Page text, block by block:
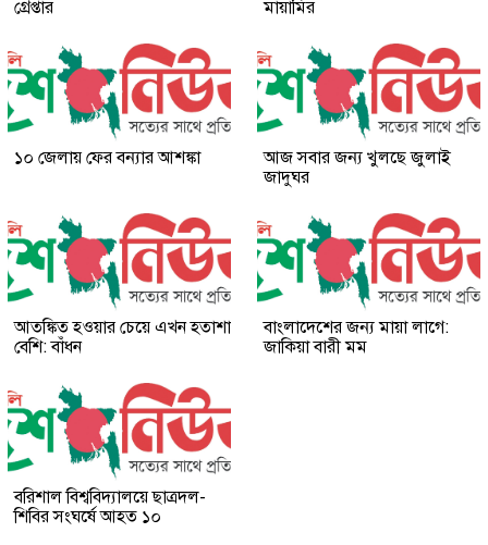
গ্রেপ্তার
মায়ামির
১০ জেলায় ফের বন্যার আশঙ্কা
আজ সবার জন্য খুলছে জুলাই
জাদুঘর
আতঙ্কিত হওয়ার চেয়ে এখন হতাশা
বেশি: বাঁধন
বাংলাদেশের জন্য মায়া লাগে:
জাকিয়া বারী মম
বরিশাল বিশ্ববিদ্যালয়ে ছাত্রদল-
শিবির সংঘর্ষে আহত ১০